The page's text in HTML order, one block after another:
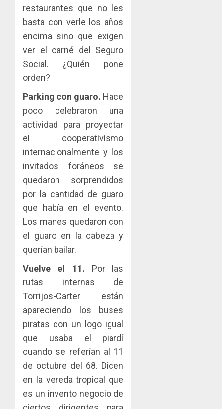
restaurantes que no les
basta con verle los años
encima sino que exigen
ver el carné del Seguro
Social. ¿Quién pone
orden?
Parking con guaro. Hace
poco celebraron una
actividad para proyectar
el cooperativismo
internacionalmente y los
invitados foráneos se
quedaron sorprendidos
por la cantidad de guaro
que había en el evento.
Los manes quedaron con
el guaro en la cabeza y
querían bailar.
Vuelve el 11. Por las
rutas internas de
Torrijos-Carter están
apareciendo los buses
piratas con un logo igual
que usaba el piardí
cuando se referían al 11
de octubre del 68. Dicen
en la vereda tropical que
es un invento negocio de